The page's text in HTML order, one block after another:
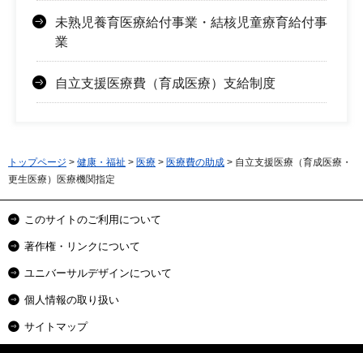
未熟児養育医療給付事業・結核児童療育給付事
業
自立支援医療費（育成医療）支給制度
トップページ > 健康・福祉 > 医療 > 医療費の助成 > 自立支援医療（育成医療・
更生医療）医療機関指定
このサイトのご利用について
著作権・リンクについて
ユニバーサルデザインについて
個人情報の取り扱い
サイトマップ